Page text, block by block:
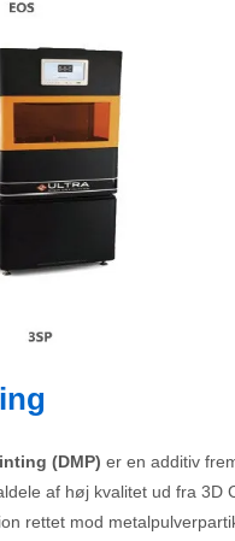
(DMP) er en additiv
af høj kvalitet ud fra 3D
rettet mod